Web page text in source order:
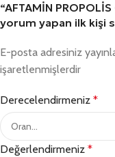
“AFTAMİN
yorum yapan ilk kişi
E-posta adresiniz
işaretlenmişlerdir
Derecelendirmeniz *
Değerlendirmeniz *